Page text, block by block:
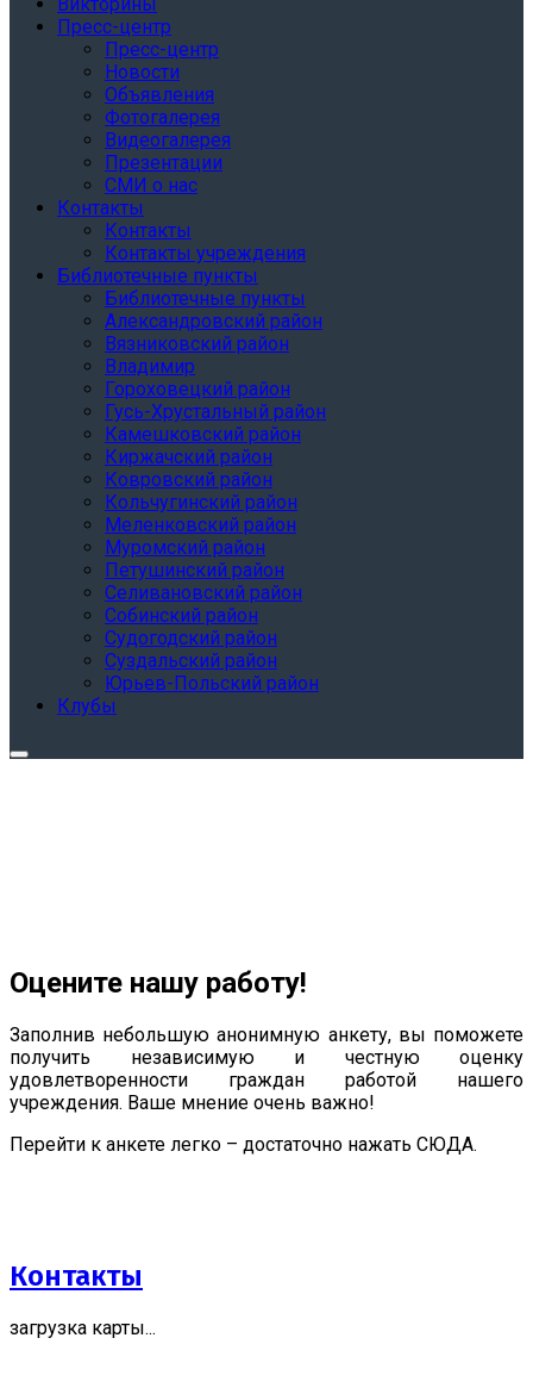
Викторины
Пресс-центр
Пресс-центр
Новости
Объявления
Фотогалерея
Видеогалерея
Презентации
СМИ о нас
Контакты
Контакты
Контакты учреждения
Библиотечные пункты
Библиотечные пункты
Александровский район
Вязниковский район
Владимир
Гороховецкий район
Гусь-Хрустальный район
Камешковский район
Киржачский район
Ковровский район
Кольчугинский район
Меленковский район
Муромский район
Петушинский район
Селивановский район
Собинский район
Судогодский район
Суздальский район
Юрьев-Польский район
Клубы
Оцените нашу работу!
Заполнив небольшую анонимную анкету, вы поможете
получить независимую и честную оценку
удовлетворенности граждан работой нашего
учреждения. Ваше мнение очень важно!
Перейти к анкете легко – достаточно нажать СЮДА.
Контакты
загрузка карты...